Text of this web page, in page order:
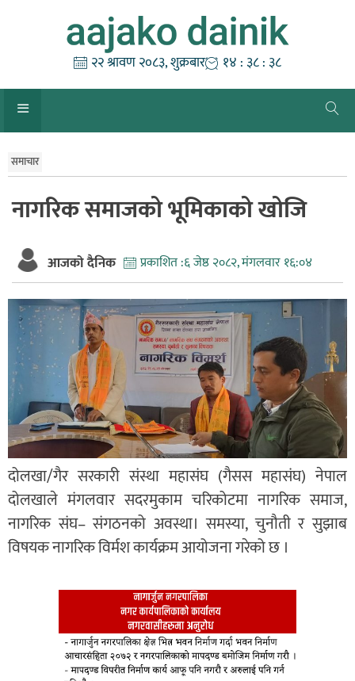
२२ श्रावण २०८३, शुक्रबार १४ : ३८ : ३९
समाचार
नागरिक समाजको भूमिकाको खोजि
आजको दैनिक प्रकाशित :६ जेष्ठ २०८२, मंगलवार १६:०४
दोलखा/गैर सरकारी संस्था महासंघ (गैसस महासंघ) नेपाल
दोलखाले मंगलवार सदरमुकाम चरिकोटमा नागरिक समाज,
नागरिक संघ– संगठनको अवस्था। समस्या, चुनौती र सुझाब
विषयक नागरिक विर्मश कार्यक्रम आयोजना गरेको छ ।